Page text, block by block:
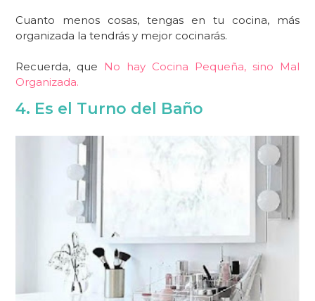
Cuanto menos cosas, tengas en tu cocina, más
organizada la tendrás y mejor cocinarás.
Recuerda, que No hay Cocina Pequeña, sino Mal
Organizada.
4. Es el Turno del Baño